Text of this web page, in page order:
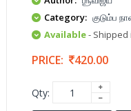
Category: குடும்ப
Available- Shipped
PRICE: 420.00
Qty: